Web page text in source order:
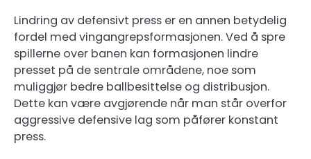
Lindring av defensivt press er en annen betydelig
fordel med vingangrepsformasjonen. Ved å spre
spillerne over banen kan formasjonen lindre
presset på de sentrale områdene, noe som
muliggjør bedre ballbesittelse og distribusjon.
Dette kan være avgjørende når man står overfor
aggressive defensive lag som påfører konstant
press.